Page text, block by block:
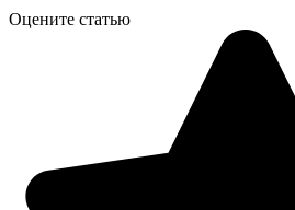
Оцените статью